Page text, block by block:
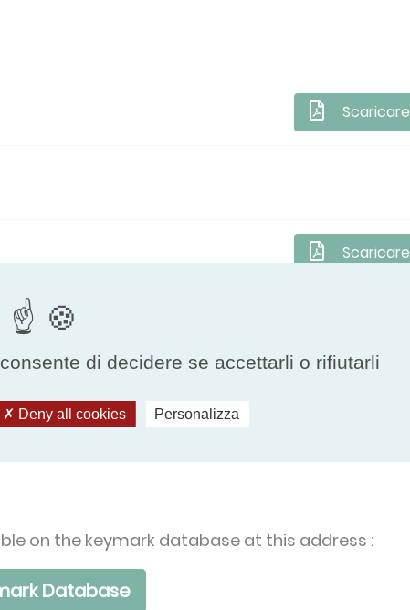
Scaricare
Scaricare
ISO 9806
on the keymark database at this address :
Database
di decidere se accettarli o rifiutarli
Deny all cookies Personalizza